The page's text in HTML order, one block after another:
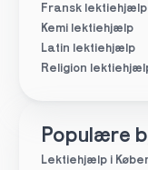
Fransk lektiehjælp
Kemi lektiehjælp
Latin lektiehjælp
Religion
Populære
Lektiehjælp i